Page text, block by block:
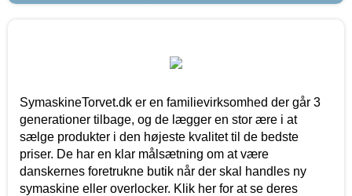
SymaskineTorvet.dk er en familievirksomhed der går 3
generationer tilbage, og de lægger en stor ære i at
sælge produkter i den højeste kvalitet til de bedste
priser. De har en klar målsætning om at være
danskernes foretrukne butik når der skal handles ny
symaskine eller overlocker. Klik her for at se deres